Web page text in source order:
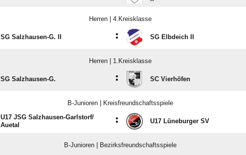
Herren | 4.Kreisklasse
SG Salzhausen-G. II : SG Elbdeich II
Herren | 1.Kreisklasse
SG Salzhausen-G. : SC Vierhöfen
B-Junioren | Kreisfreundschaftsspiele
U17 JSG Salzhausen-Garlstorf/​
Auetal
: U17 Lüneburger SV
B-Junioren | Bezirksfreundschaftsspiele